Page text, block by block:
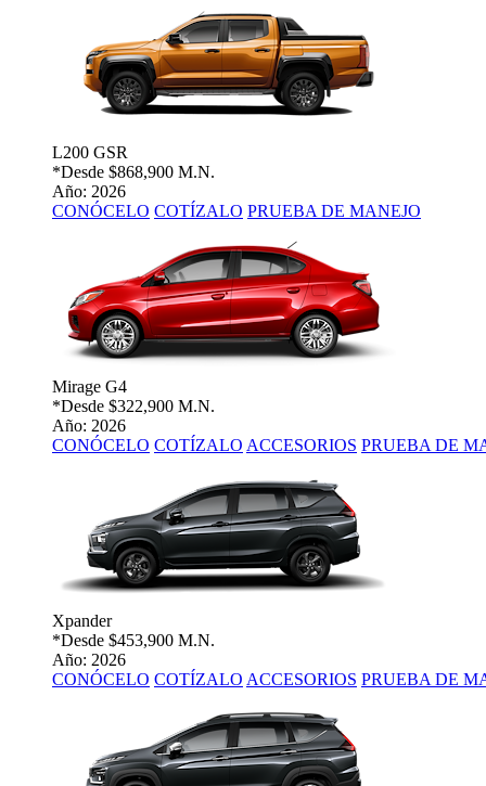
L200 GSR
*Desde $868,900 M.N.
Año: 2026
CONÓCELO COTÍZALO PRUEBA DE MANEJO
Mirage G4
*Desde $322,900 M.N.
Año: 2026
CONÓCELO COTÍZALO ACCESORIOS PRUEBA DE
Xpander
*Desde $453,900 M.N.
Año: 2026
CONÓCELO COTÍZALO ACCESORIOS PRUEBA DE